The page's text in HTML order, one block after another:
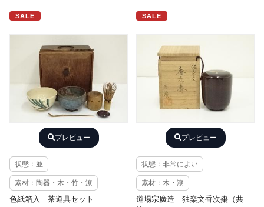
SALE
プレビュー
状態：並
素材：陶器・木・竹・漆
色紙箱入 茶道具セット
SALE
プレビュー
状態：非常によい
素材：木・漆
道場宗廣造 独楽文香次棗（共